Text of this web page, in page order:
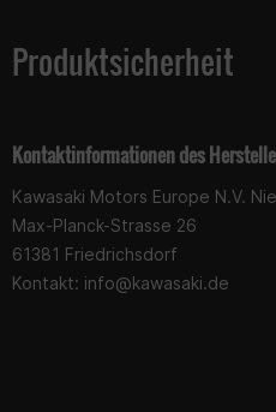
Produktsicherheit
Kontaktinformationen des
Kawasaki Motors Europe N.V.
Max-Planck-Strasse 26
61381 Friedrichsdorf
Kontakt: info@kawasaki.de